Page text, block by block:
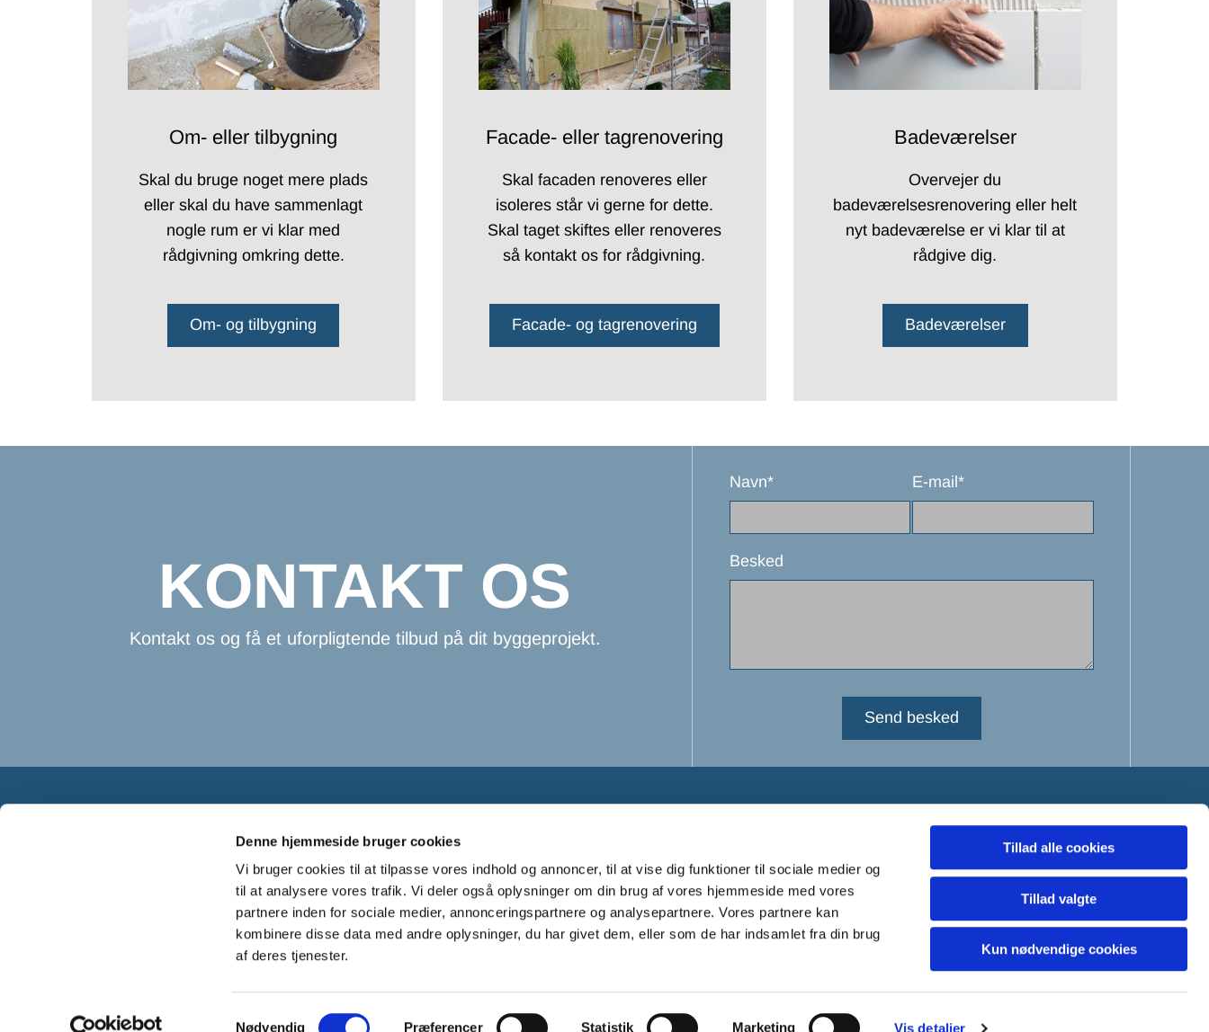
Denne hjemmeside bruger cookies
Vi bruger cookies til at tilpasse vores indhold og annoncer, til at vise dig funktioner til sociale medier og
til at analysere vores trafik. Vi deler også oplysninger om din brug af vores hjemmeside med vores
partnere inden for sociale medier, annonceringspartnere og analysepartnere. Vores partnere kan
kombinere disse data med andre oplysninger, du har givet dem, eller som de har indsamlet fra din brug
af deres tjenester.
Samtykkevalg
Nødvendig Præferencer Statistik Marketing Vis detaljer
Tillad alle cookies
Tillad valgte
Kun nødvendige cookies
Om- eller tilbygning
Skal du bruge noget mere plads
eller skal du have sammenlagt
nogle rum er vi klar med
rådgivning omkring dette.
Om- og tilbygning
Facade- eller tagrenovering
Skal facaden renoveres eller
isoleres står vi gerne for dette.
Skal taget skiftes eller renoveres
så kontakt os for rådgivning.
Facade- og tagrenovering
Badeværelser
Overvejer du
badeværelsesrenovering eller helt
nyt badeværelse er vi klar til at
rådgive dig.
Badeværelser
KONTAKT OS
Kontakt os og få et uforpligtende tilbud på dit byggeprojekt.
Navn* E-mail*
Besked
Axel's Murerforretning
Hegnedevejen 13, 3720 Aakirkeby
21 93 09 08 niels@axels-murerforretning.dk
Privatliv og cookies